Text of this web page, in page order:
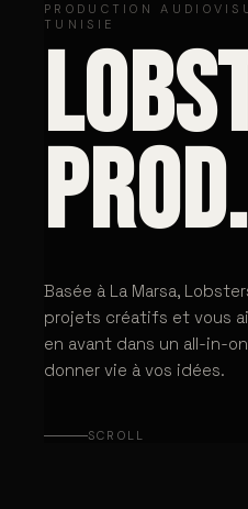
PRODUCTION
TUNISIE
PROD.
Basée à La Marsa,
projets créatifs et vous
en avant dans un all-in-
donner vie à vos idées.
SCROLL